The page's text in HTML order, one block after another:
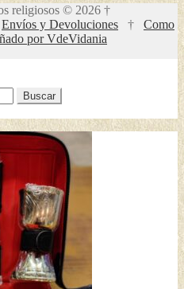
religiosos © 2026 †
Envíos y Devoluciones † Como
por VdeVidania
Buscar